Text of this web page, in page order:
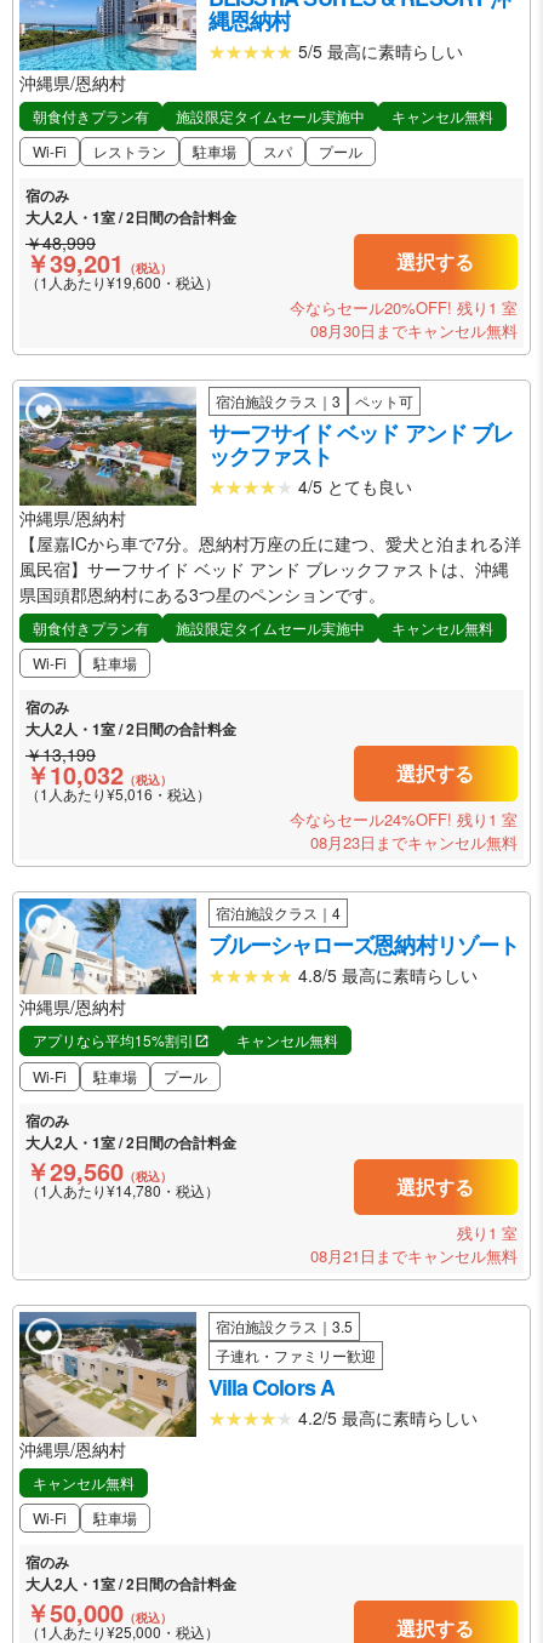
縄恩納村
5/5 最高に素晴らしい
沖縄県/恩納村
朝食付きプラン有 施設限定タイムセール実施中
キャンセル無料
Wi-Fi
レストラン 駐車場 スパ プール
宿のみ
大人2人・1室 / 2日間の合計料金
￥48,999
￥39,201 （税込）
（1人あたり¥19,600・税込）
選択する
今ならセール20%OFF! 残り1 室
08月30日までキャンセル無料
宿泊施設クラス｜3 ペット可
サーフサイド ベッド アンド ブレ
ックファスト
4/5 とても良い
沖縄県/恩納村
【屋嘉ICから車で7分。恩納村万座の丘に建つ、愛犬と泊まれる洋
風民宿】サーフサイド ベッド アンド ブレックファストは、沖縄
県国頭郡恩納村にある3つ星のペンションです。
朝食付きプラン有 施設限定タイムセール実施中
キャンセル無料
Wi-Fi
駐車場
宿のみ
大人2人・1室 / 2日間の合計料金
￥13,199
￥10,032 （税込）
（1人あたり¥5,016・税込）
選択する
今ならセール24%OFF! 残り1 室
08月23日までキャンセル無料
宿泊施設クラス｜4
ブルーシャローズ恩納村リゾート
4.8/5 最高に素晴らしい
沖縄県/恩納村
アプリなら平均15%割引
キャンセル無料
Wi-Fi
駐車場 プール
宿のみ
大人2人・1室 / 2日間の合計料金
￥29,560 （税込）
（1人あたり¥14,780・税込） 選択する
残り1 室
08月21日までキャンセル無料
宿泊施設クラス｜3.5
子連れ・ファミリー歓迎
Villa Colors A
4.2/5 最高に素晴らしい
沖縄県/恩納村
キャンセル無料
Wi-Fi
駐車場
宿のみ
大人2人・1室 / 2日間の合計料金
￥50,000 （税込）
（1人あたり¥25,000・税込） 選択する